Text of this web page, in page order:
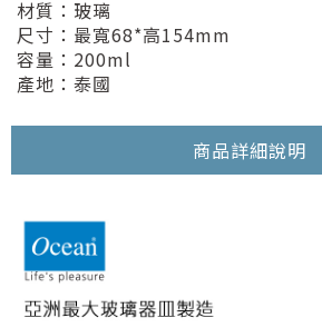
材質：玻璃
尺寸：最寬68*高154mm
容量：200ml
產地：泰國
商品詳細說明